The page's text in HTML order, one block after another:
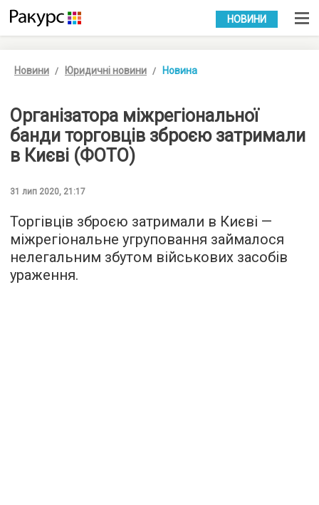
УКР РУС
НОВИНИ
Новини Юридичні новини Новина
Організатора міжрегіональної
банди торговців зброєю затримали
в Києві (ФОТО)
31 лип 2020, 21:17
Торгівців зброєю затримали в Києві —
міжрегіональне угруповання займалося
нелегальним збутом військових засобів
ураження.